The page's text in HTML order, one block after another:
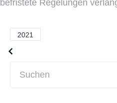
befristete Regelungen
2021